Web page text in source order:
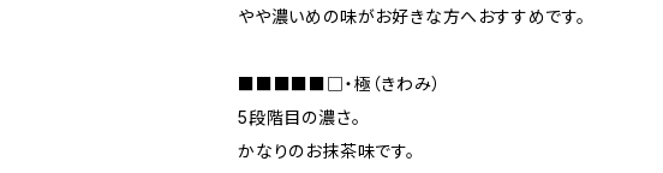
やや濃いめの味がお好きな方へおすすめです。
■■■■■□・極（きわみ）
5段階目の濃さ。
かなりのお抹茶味です。